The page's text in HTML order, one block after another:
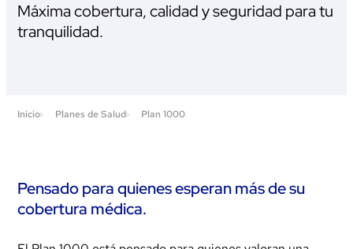
Máxima cobertura, calidad y seguridad para tu
tranquilidad.
Inicio Planes de Salud Plan 1000
Pensado para quienes esperan más de su
cobertura médica.